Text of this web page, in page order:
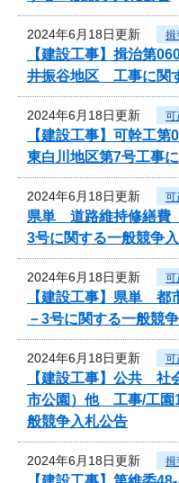
2024年6月18日更新 揖
【建設工事】揖治第
井振谷地区 工事に関
2024年6月18日更新 可
【建設工事】可幹工
東白川地区第7号工事
2024年6月18日更新 可
県単 道路維持修繕費
3号に関する一般競争
2024年6月18日更新 可
【建設工事】県単
－3号に関する一般競
2024年6月18日更新 可
【建設工事】公共 社
市公園）他 工事/工園
般競争入札公告
2024年6月18日更新 揖